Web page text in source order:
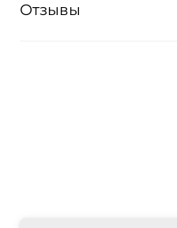
Отзывы